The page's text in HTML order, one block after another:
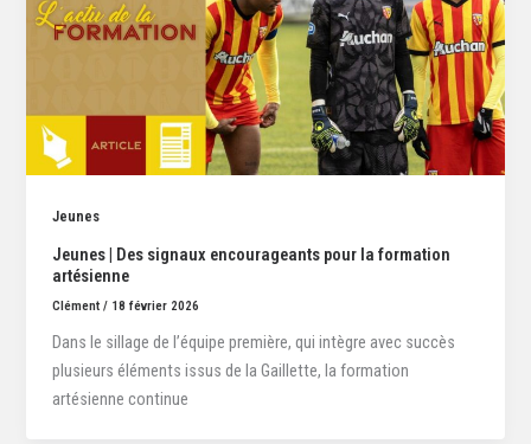
Jeunes
Jeunes | Des signaux encourageants pour la formation
artésienne
Clément/ 18 février 2026
Dans le sillage de l’équipe première, qui intègre avec succès
plusieurs éléments issus de la Gaillette, la formation
artésienne continue